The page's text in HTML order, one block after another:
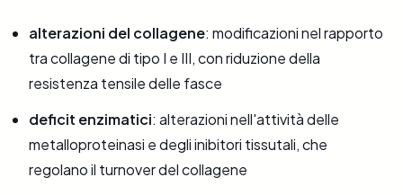
alterazioni del collagene: modificazioni nel rapporto
tra collagene di tipo I e III, con riduzione della
resistenza tensile delle fasce
deficit enzimatici: alterazioni nell'attività delle
metalloproteinasi e degli inibitori tissutali, che
regolano il turnover del collagene